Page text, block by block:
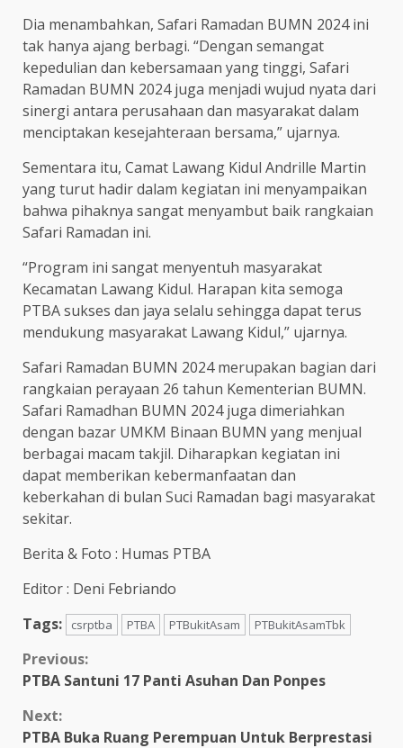
Dia menambahkan, Safari Ramadan BUMN 2024 ini
tak hanya ajang berbagi. “Dengan semangat
kepedulian dan kebersamaan yang tinggi, Safari
Ramadan BUMN 2024 juga menjadi wujud nyata dari
sinergi antara perusahaan dan masyarakat dalam
menciptakan kesejahteraan bersama,” ujarnya.
Sementara itu, Camat Lawang Kidul Andrille Martin
yang turut hadir dalam kegiatan ini menyampaikan
bahwa pihaknya sangat menyambut baik rangkaian
Safari Ramadan ini.
“Program ini sangat menyentuh masyarakat
Kecamatan Lawang Kidul. Harapan kita semoga
PTBA sukses dan jaya selalu sehingga dapat terus
mendukung masyarakat Lawang Kidul,” ujarnya.
Safari Ramadan BUMN 2024 merupakan bagian dari
rangkaian perayaan 26 tahun Kementerian BUMN.
Safari Ramadhan BUMN 2024 juga dimeriahkan
dengan bazar UMKM Binaan BUMN yang menjual
berbagai macam takjil. Diharapkan kegiatan ini
dapat memberikan kebermanfaatan dan
keberkahan di bulan Suci Ramadan bagi masyarakat
sekitar.
Berita & Foto : Humas PTBA
Editor : Deni Febriando
Tags:
csrptba PTBA PTBukitAsam PTBukitAsamTbk
Continue
Previous:
PTBA Santuni 17 Panti Asuhan Dan Ponpes
Next:
PTBA Buka Ruang Perempuan Untuk Berprestasi